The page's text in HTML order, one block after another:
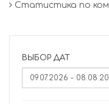
Статистика по
ВЫБОР ДАТ